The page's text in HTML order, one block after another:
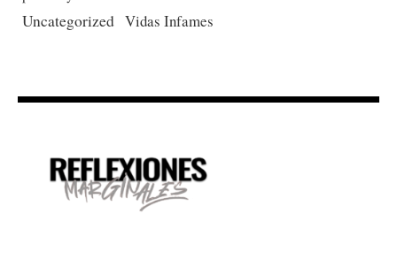
Uncategorized Vidas Infames